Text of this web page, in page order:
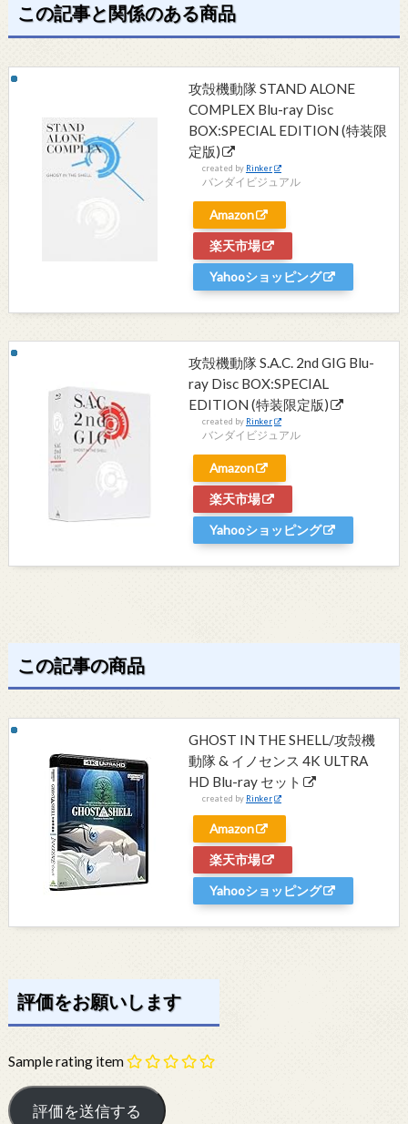
この記事と関係のある商品
攻殻機動隊 STAND ALONE
COMPLEX Blu-ray Disc
BOX:SPECIAL EDITION (特装限
定版)
created by Rinker
バンダイビジュアル
Amazon
楽天市場
Yahooショッピング
攻殻機動隊 S.A.C. 2nd GIG Blu-
ray Disc BOX:SPECIAL
EDITION (特装限定版)
created by Rinker
バンダイビジュアル
Amazon
楽天市場
Yahooショッピング
この記事の商品
GHOST IN THE SHELL/攻殻機
動隊 & イノセンス 4K ULTRA
HD Blu-ray セット
created by Rinker
Amazon
楽天市場
Yahooショッピング
評価をお願いします
Sample rating item